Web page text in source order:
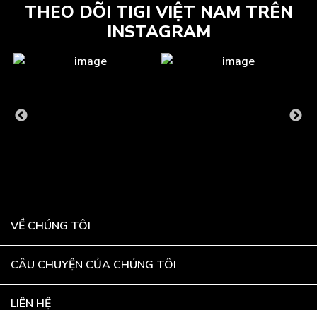
THEO DÕI TIGI VIỆT NAM TRÊN
INSTAGRAM
VỀ CHÚNG TÔI
CÂU CHUYỆN CỦA CHÚNG TÔI
LIÊN HỆ